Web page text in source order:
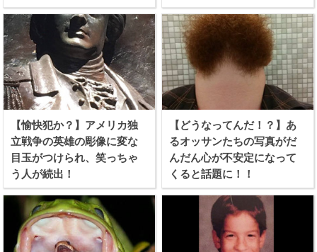
【愉快犯か？】アメリカ独
立戦争の英雄の彫像に変な
目玉がつけられ、笑っちゃ
う人が続出！
【どうなってんだ！？】あ
るオッサンたちの写真がだ
んだん心が不安定になって
くると話題に！！